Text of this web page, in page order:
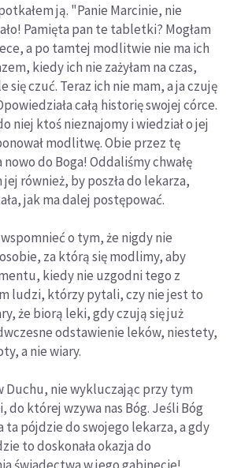
ją. "Panie Marcinie, nie
Pamięta pan te tabletki? Mogłam
a po tamtej modlitwie nie ma ich
kiedy ich nie zażyłam na czas,
się czuć. Teraz ich nie mam, a ja czuję
całą historię swojej córce.
niej ktoś nieznajomy i wiedział o jej
modlitwę. Obie przez tę
nowo do Boga! Oddaliśmy chwałę
również, by poszła do lekarza,
jak ma dalej postępować.
o tym, że nigdy nie
za którą się modlimy, aby
kiedy nie uzgodni tego z
ludzi, którzy pytali, czy nie jest to
że biorą leki, gdy czują się już
odstawienie leków, niestety,
a nie wiary.
Duchu, nie wykluczając przy tym
do której wzywa nas Bóg. Jeśli Bóg
ta pójdzie do swojego lekarza, a gdy
to doskonała okazja do
świadectwa w jego gabinecie!